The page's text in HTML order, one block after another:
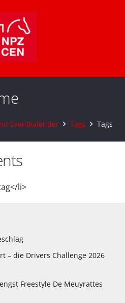
Eventkalender Tags Tags
li>
– die Drivers Challenge 2026
Freestyle De Meuyrattes